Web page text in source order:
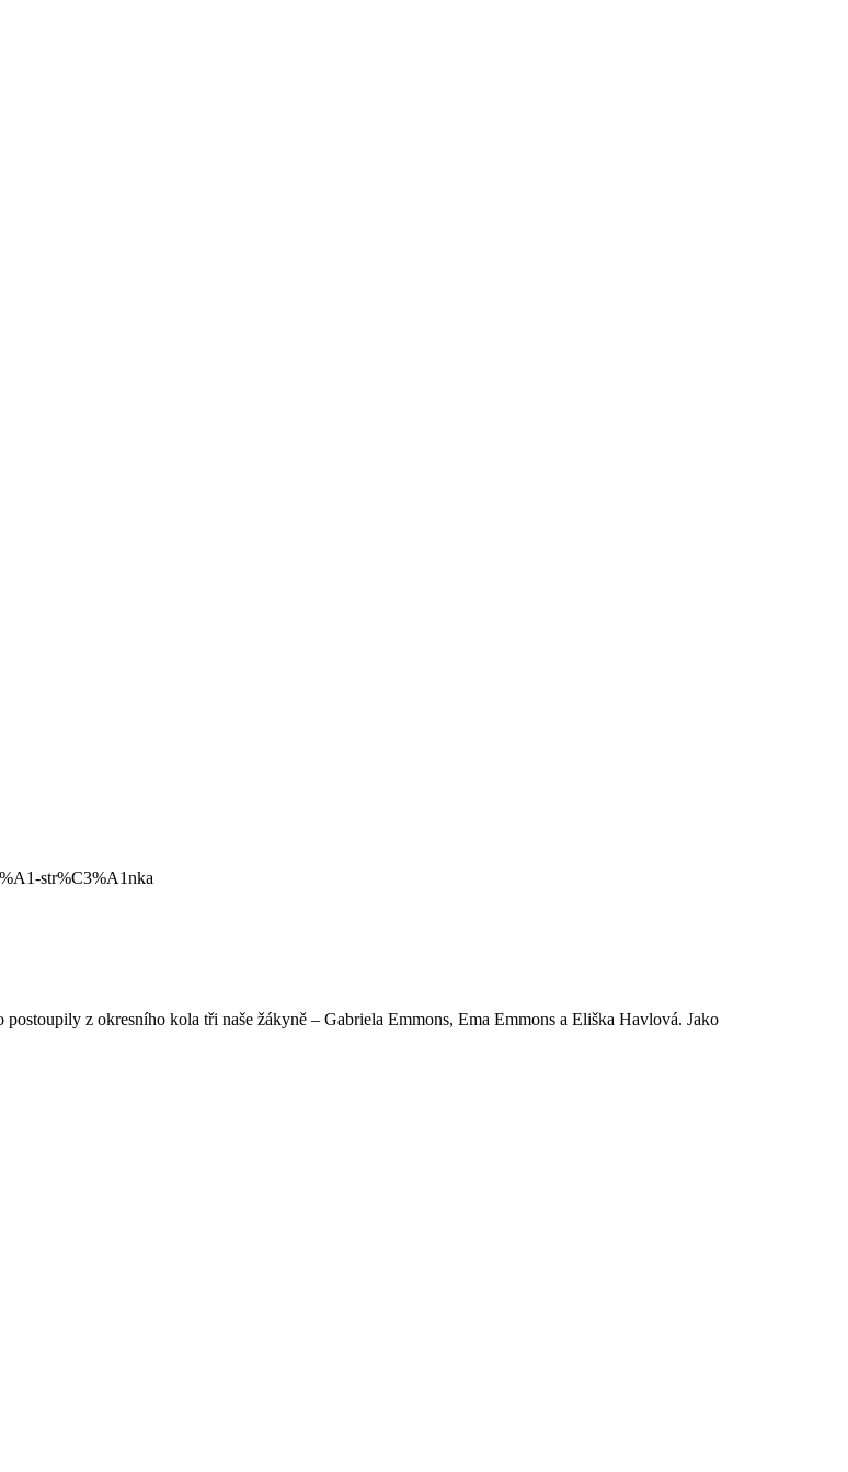
str%C3%A1nka
z okresního kola tři naše žákyně – Gabriela Emmons, Ema Emmons a Eliška Havlová. Jako